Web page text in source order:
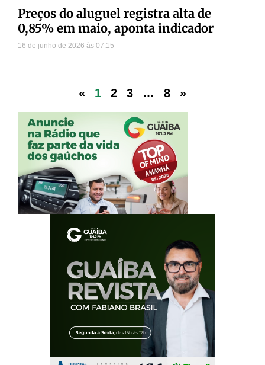
Preços do aluguel registra alta de
0,85% em maio, aponta indicador
16 de junho de 2026 07:15
« 1 2 3 … 8 »